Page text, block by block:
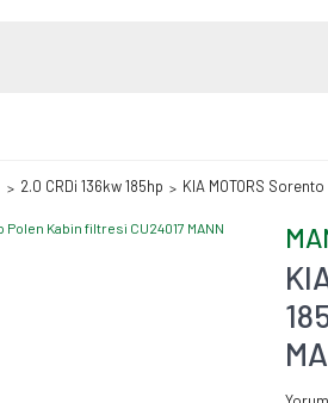
2.0 CRDi 136kw 185hp KIA MOTORS